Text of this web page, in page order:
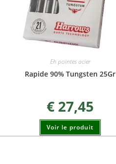
Eh pointes acier
Rapide 90% Tungsten 25Gr
€ 27,45
Voir le produit